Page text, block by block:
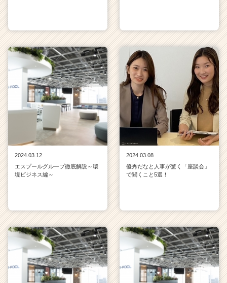
2024.03.12
エスプールグループ徹底解説～環
境ビジネス編～
2024.03.08
優秀だなと人事が驚く「座談会」
で聞くこと5選！